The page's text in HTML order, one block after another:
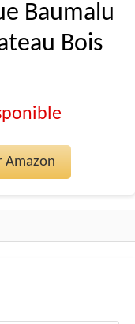
Baumalu
Bois
Amazon